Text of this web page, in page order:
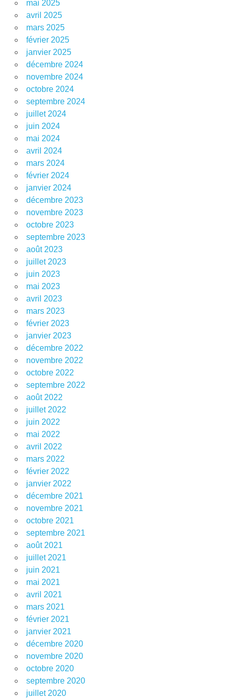
mai 2025
avril 2025
mars 2025
février 2025
janvier 2025
décembre 2024
novembre 2024
octobre 2024
septembre 2024
juillet 2024
juin 2024
mai 2024
avril 2024
mars 2024
février 2024
janvier 2024
décembre 2023
novembre 2023
octobre 2023
septembre 2023
août 2023
juillet 2023
juin 2023
mai 2023
avril 2023
mars 2023
février 2023
janvier 2023
décembre 2022
novembre 2022
octobre 2022
septembre 2022
août 2022
juillet 2022
juin 2022
mai 2022
avril 2022
mars 2022
février 2022
janvier 2022
décembre 2021
novembre 2021
octobre 2021
septembre 2021
août 2021
juillet 2021
juin 2021
mai 2021
avril 2021
mars 2021
février 2021
janvier 2021
décembre 2020
novembre 2020
octobre 2020
septembre 2020
juillet 2020